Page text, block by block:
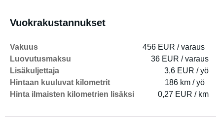
Vuokrakustannukset
Vakuus
456 EUR / varaus
Luovutusmaksu
36 EUR / varaus
Lisäkuljettaja
3,6 EUR / yö
Hintaan kuuluvat kilometrit
186 km / yö
Hinta ilmaisten kilometrien lisäksi
0,27 EUR / km